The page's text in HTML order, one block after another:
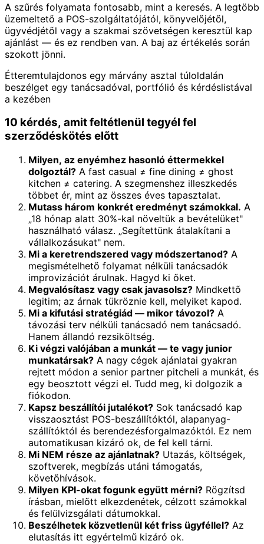
A szűrés folyamata fontosabb, mint a keresés. A legtöbb
üzemeltető a POS-szolgáltatójától, könyvelőjétől,
ügyvédjétől vagy a szakmai szövetségen keresztül kap
ajánlást — és ez rendben van. A baj az értékelés során
szokott jönni.
Étteremtulajdonos egy márvány asztal túloldalán
beszélget egy tanácsadóval, portfólió és kérdéslistával
a kezében
10 kérdés, amit feltétlenül tegyél fel
szerződéskötés előtt
Milyen, az enyémhez hasonló éttermekkel
dolgoztál? A fast casual ≠ fine dining ≠ ghost
kitchen ≠ catering. A szegmenshez illeszkedés
többet ér, mint az összes éves tapasztalat.
Mutass három konkrét eredményt számokkal. A
„18 hónap alatt 30%-kal növeltük a bevételüket"
használható válasz. „Segítettünk átalakítani a
vállalkozásukat" nem.
Mi a keretrendszered vagy módszertanod? A
megismételhető folyamat nélküli tanácsadók
improvizációt árulnak. Hagyd ki őket.
Megvalósítasz vagy csak javasolsz? Mindkettő
legitim; az árnak tükröznie kell, melyiket kapod.
Mi a kifutási stratégiád — mikor távozol? A
távozási terv nélküli tanácsadó nem tanácsadó.
Hanem állandó rezsiköltség.
Ki végzi valójában a munkát — te vagy junior
munkatársak? A nagy cégek ajánlatai gyakran
rejtett módon a senior partner pitcheli a munkát, és
egy beosztott végzi el. Tudd meg, ki dolgozik a
fiókodon.
Kapsz beszállítói jutalékot? Sok tanácsadó kap
visszaosztást POS-beszállítóktól, alapanyag-
szállítóktól és berendezésforgalmazóktól. Ez nem
automatikusan kizáró ok, de fel kell tárni.
Mi NEM része az ajánlatnak? Utazás, költségek,
szoftverek, megbízás utáni támogatás,
követőhívások.
Milyen KPI-okat fogunk együtt mérni? Rögzítsd
írásban, mielőtt elkezdenétek, célzott számokkal
és felülvizsgálati dátumokkal.
Beszélhetek közvetlenül két friss ügyféllel? Az
elutasítás itt egyértelmű kizáró ok.